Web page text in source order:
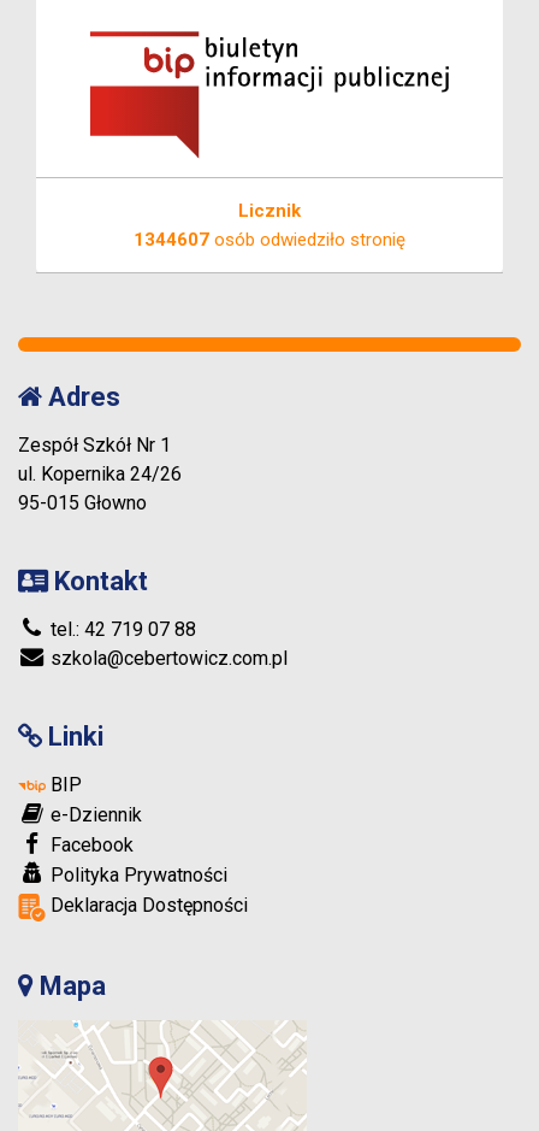
Licznik
1344607 osób odwiedziło stronię
Adres
Zespół Szkół Nr 1
ul. Kopernika 24/26
95-015 Głowno
Kontakt
tel.: 42 719 07 88
szkola@cebertowicz.com.pl
Linki
BIP
e-Dziennik
Facebook
Polityka Prywatności
Deklaracja Dostępności
Mapa